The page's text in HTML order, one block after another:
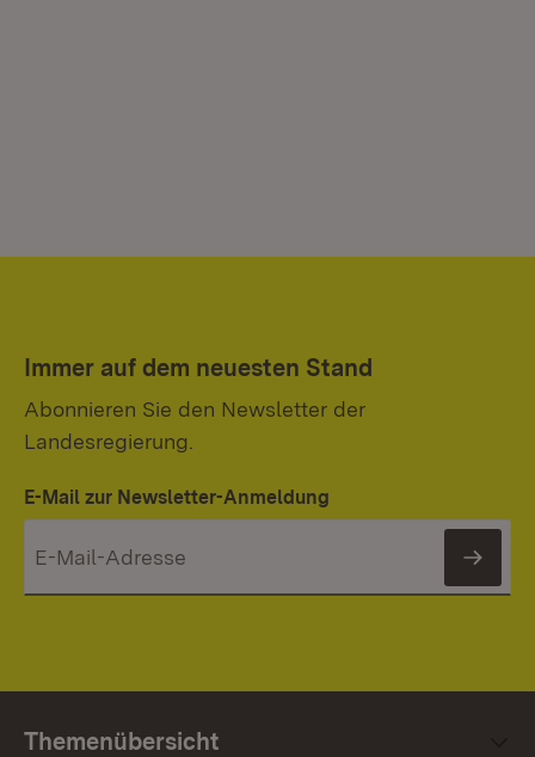
Immer auf dem neuesten Stand
Abonnieren Sie den Newsletter der
Landesregierung.
E-Mail zur Newsletter-Anmeldung
Themenübersicht